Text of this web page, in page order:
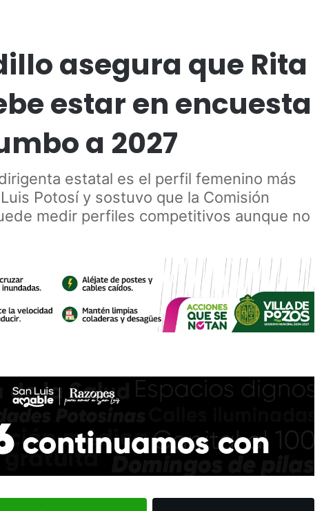
asegura que Rita
estar en encuesta
a 2027
estatal es el perfil femenino más
Potosí y sostuvo que la Comisión
medir perfiles competitivos aunque no